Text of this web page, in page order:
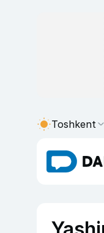
Toshkent